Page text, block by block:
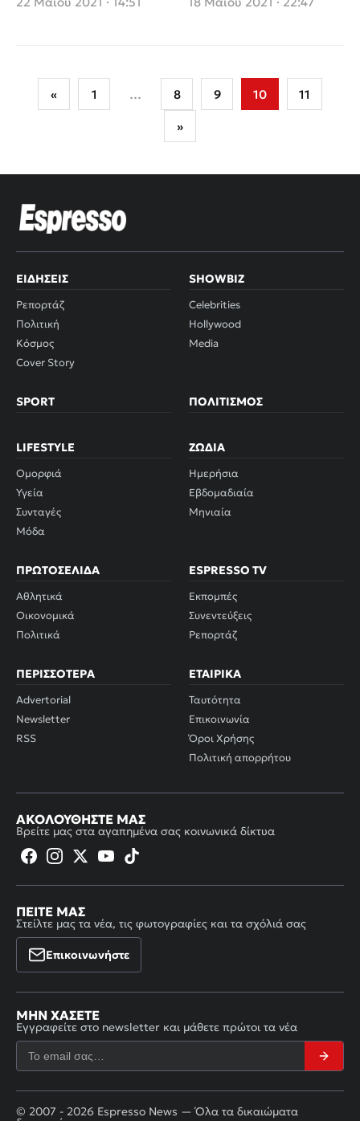
Σελιδοποίηση
άρθρων
« 1 … 8 9 10 11
»
ΕΙΔΉΣΕΙΣ
Ρεπορτάζ
Πολιτική
Κόσμος
Cover Story
SHOWBIZ
Celebrities
Hollywood
Media
SPORT ΠΟΛΙΤΙΣΜΌΣ
LIFESTYLE
Ομορφιά
Υγεία
Συνταγές
Μόδα
ΖΏΔΙΑ
Ημερήσια
Εβδομαδιαία
Μηνιαία
ΠΡΩΤΟΣΈΛΙΔΑ
Αθλητικά
Οικονομικά
Πολιτικά
ESPRESSO TV
Εκπομπές
Συνεντεύξεις
Ρεπορτάζ
ΠΕΡΙΣΣΌΤΕΡΑ
Advertorial
Newsletter
RSS
ΕΤΑΙΡΙΚΆ
Ταυτότητα
Επικοινωνία
Όροι Χρήσης
Πολιτική απορρήτου
ΑΚΟΛΟΥΘΉΣΤΕ ΜΑΣ
Βρείτε μας στα αγαπημένα σας κοινωνικά δίκτυα
ΠΕΊΤΕ ΜΑΣ
Στείλτε μας τα νέα, τις φωτογραφίες και τα σχόλιά σας
Επικοινωνήστε
ΜΗΝ ΧΆΣΕΤΕ
Εγγραφείτε στο newsletter και μάθετε πρώτοι τα νέα
© 2007 - 2026 Espresso News — Όλα τα δικαιώματα